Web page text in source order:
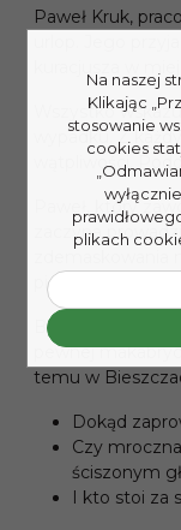
Paweł Kruk,
Wszystko
wypadku. Z
wątpliwości.
Paweł, który
zaczyna
pielęgniarka Kasia.
By odkryć
pewnej
temu w
Dokąd
Czy
ściszonym
I kto stoi za
Na naszej
Klikając
stosowanie
cookies
plikach